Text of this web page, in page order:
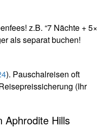
z.B. “7 Nächte + 5×
als separat buchen!
). Pauschalreisen oft
(Ihr
Aphrodite Hills